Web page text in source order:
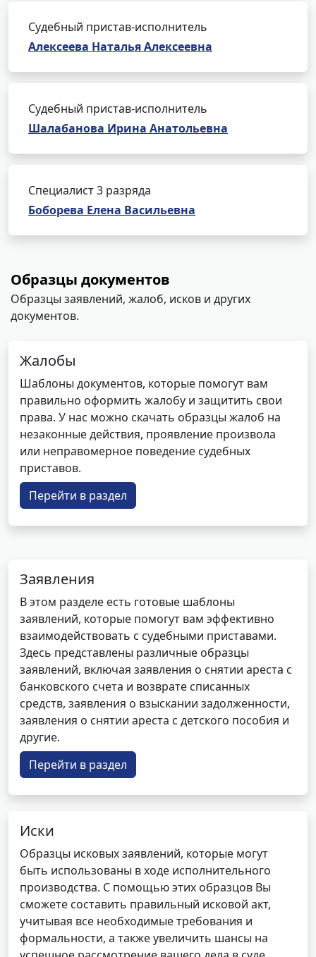
Судебный пристав-исполнитель
Алексеева Наталья Алексеевна
Судебный пристав-исполнитель
Шалабанова Ирина Анатольевна
Специалист 3 разряда
Боборева Елена Васильевна
Образцы документов
Образцы заявлений, жалоб, исков и других
документов.
Жалобы
Шаблоны документов, которые помогут вам
правильно оформить жалобу и защитить свои
права. У нас можно скачать образцы жалоб на
незаконные действия, проявление произвола
или неправомерное поведение судебных
приставов.
Перейти в раздел
Заявления
В этом разделе есть готовые шаблоны
заявлений, которые помогут вам эффективно
взаимодействовать с судебными приставами.
Здесь представлены различные образцы
заявлений, включая заявления о снятии ареста с
банковского счета и возврате списанных
средств, заявления о взыскании задолженности,
заявления о снятии ареста с детского пособия и
другие.
Перейти в раздел
Иски
Образцы исковых заявлений, которые могут
быть использованы в ходе исполнительного
производства. С помощью этих образцов Вы
сможете составить правильный исковой акт,
учитывая все необходимые требования и
формальности, а также увеличить шансы на